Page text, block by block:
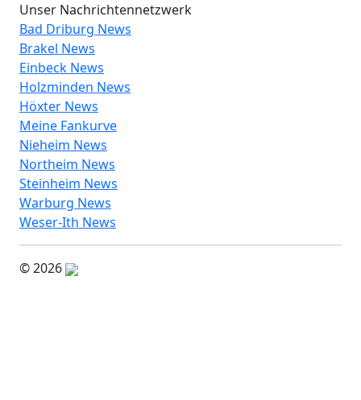
Unser Nachrichtennetzwerk
Bad Driburg News
Brakel News
Einbeck News
Holzminden News
Höxter News
Meine Fankurve
Nieheim News
Northeim News
Steinheim News
Warburg News
Weser-Ith News
© 2026